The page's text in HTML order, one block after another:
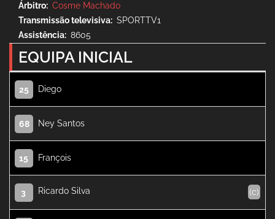
Árbitro
Cosme Machado
Transmissão televisiva
SPORTTV1
Assistência
8605
EQUIPA INICIAL
25 Diego
68 Ney Santos
15 François
3 Ricardo Silva (c)